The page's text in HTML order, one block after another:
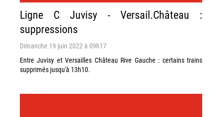
Ligne C Juvisy - Versail.Château :
suppressions
Dimanche 19 juin 2022 à 09h17
Entre Juvisy et Versailles Château Rive Gauche : certains trains
supprimés jusqu'à 13h10.